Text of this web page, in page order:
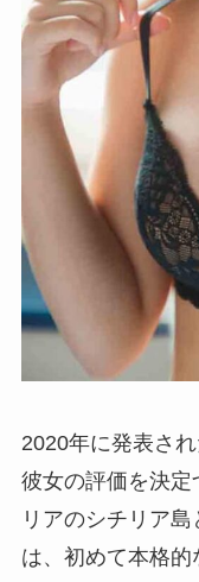
2020年に発表さ
彼女の評価を決定
リアのシチリア
は、初めて本格